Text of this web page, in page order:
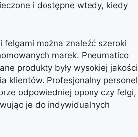
i dostępne wtedy, kiedy
felgami można znaleźć szeroki
marek. Pneumatico
produkty były wysokiej jakości
klientów. Profesjonalny personel
odpowiedniej opony czy felgi,
je do indywidualnych